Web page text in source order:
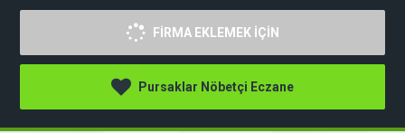
FİRMA EKLEMEK İÇİN
Pursaklar Nöbetçi Eczane